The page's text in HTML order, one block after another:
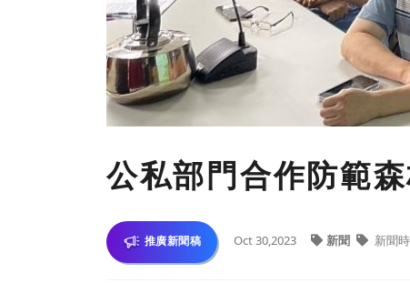
公私部門合作防範
推廣新聞稿 Oct 30,2023 新聞 新聞